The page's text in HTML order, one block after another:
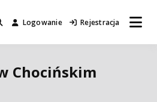
warto odwiedzić.
Logowanie Rejestracja
Chocińskim